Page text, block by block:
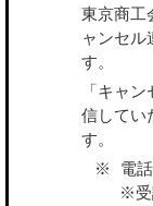
東京商工
ャンセル
す。
「キャ
信してい
す。
電
※受